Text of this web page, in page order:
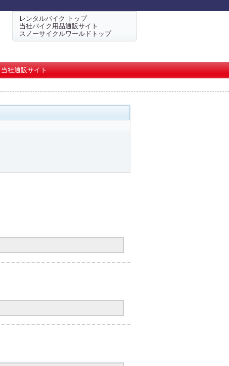
レンタルバイク トップ
当社バイク用品通販サイト
スノーサイクルワールドトップ
当社通販サイト